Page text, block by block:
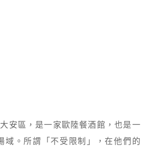
安區，是一家歐陸餐酒館，也是一
域。所謂「不受限制」，在他們的